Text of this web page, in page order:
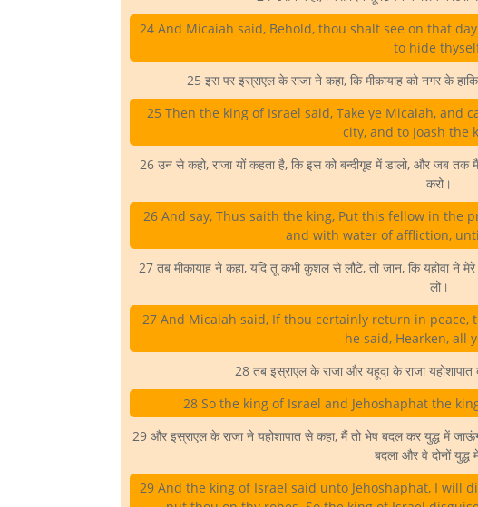
24 And Micaiah said, Behold, thou shalt see on that
to hide
25 इस पर इस्राएल के राजा ने कहा, कि मीकायाह को नगर के
25 Then the king of Israel said, Take ye Micaiah, and
city, and to Joash the
26 उन से कहो, राजा यों कहता है, कि इस को बन्दीगृह में डालो, और जब
करो।
26 And say, Thus saith the king, Put this fellow in the
and with water of affliction,
27 तब मीकायाह ने कहा, यदि तू कभी कुशल से लौटे, तो जान, कि यहोवा ने
लो।
27 And Micaiah said, If thou certainly return in peace,
he said, Hearken, all
28 तब इस्राएल के राजा और यहूदा के राजा यहोशापात
28 So the king of Israel and Jehoshaphat the
29 और इस्राएल के राजा ने यहोशापात से कहा, मैं तो भेष बदल कर युद्ध में
बदला और वे दोनों युद्ध
29 And the king of Israel said unto Jehoshaphat, I will